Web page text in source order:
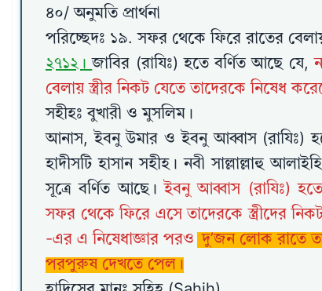
৪০/ অনুমতি প্রার্থনা
পরিচ্ছেদঃ ১৯. সফর থেকে ফিরে রাতের
২৭১২।জাবির (রাযিঃ) হতে বর্ণিত আছে যে,
বেলায় স্ত্রীর নিকট যেতে তাদেরকে নিষেধ
সহীহঃ বুখারী ও মুসলিম।
আনাস, ইবনু উমার ও ইবনু আব্বাস (রাযিঃ)
হাদীসটি হাসান সহীহ। নবী সাল্লাল্লাহু
সূত্রে বর্ণিত আছে।ইবনু আব্বাস (রাযিঃ) হতে
সফর থেকে ফিরে এসে তাদেরকে স্ত্রীদের
-এর এ নিষেধাজ্ঞার পরও দু’জন লোক রাতে
পরপুরুষ দেখতে পেল।